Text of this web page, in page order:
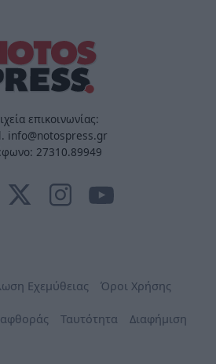
επικοινωνίας:
info@notospress.gr
27310.89949
Εχεμύθειας Όροι Χρήσης
Ταυτότητα Διαφήμιση